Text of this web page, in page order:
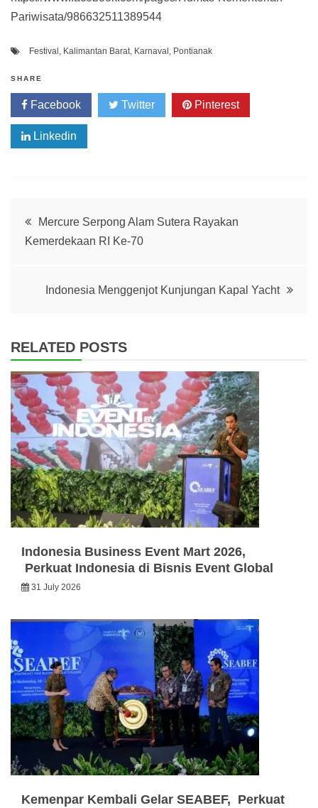
Pariwisata/986632511389544
Festival , Kalimantan Barat, Karnaval , Pontianak
SHARE
Facebook Twitter Pinterest
Linkedin
PostMercure Serpong Alam Sutera Rayakan
Kemerdekaan RI Ke-70
Indonesia Menggenjot Kunjungan Kapal Yacht
RELATED POSTS
Indonesia Business Event Mart 2026,
Perkuat Indonesia di Bisnis Event Global
31 July 2026
Kemenpar Kembali Gelar SEABEF, Perkuat